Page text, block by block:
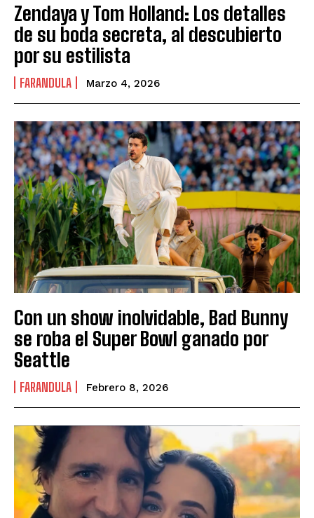
Zendaya y Tom Holland: Los detalles
de su boda secreta, al descubierto
por su estilista
FARANDULA Marzo 4, 2026
Con un show inolvidable, Bad Bunny
se roba el Super Bowl ganado por
Seattle
FARANDULA Febrero 8, 2026